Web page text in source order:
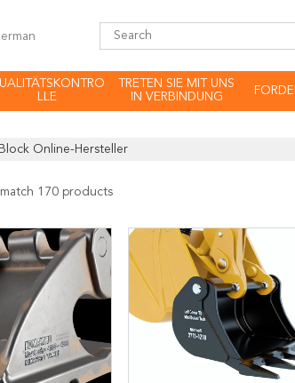
LLE
TRETEN SIE MIT UNS
IN VERBINDUNG
Online-Hersteller
170 products